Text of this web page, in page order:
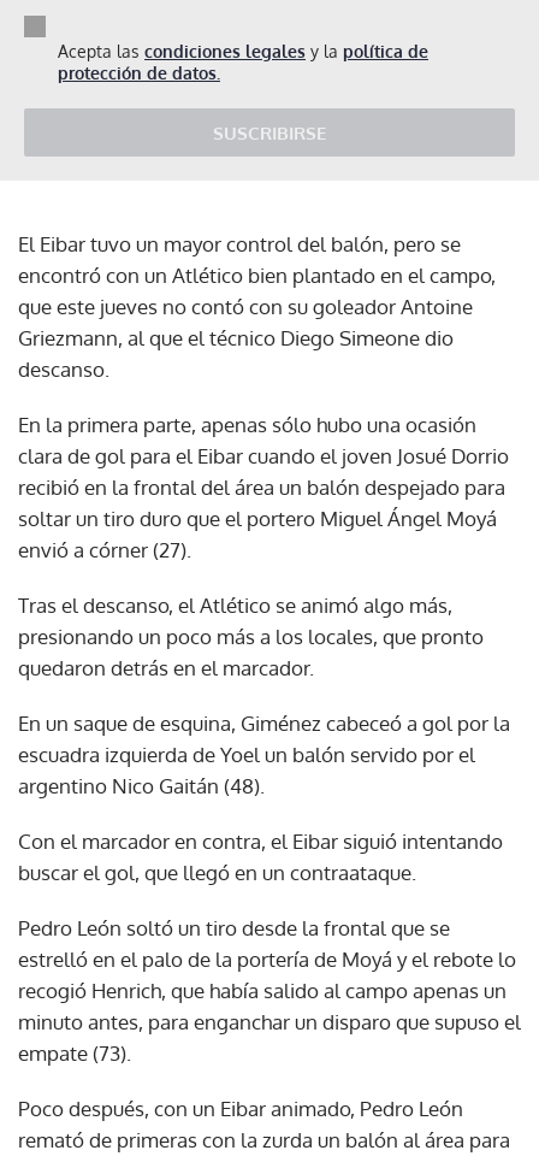
Acepta las condiciones legales y la política de
protección de datos.
SUSCRIBIRSE
El Eibar tuvo un mayor control del balón, pero se
encontró con un Atlético bien plantado en el campo,
que este jueves no contó con su goleador Antoine
Griezmann, al que el técnico Diego Simeone dio
descanso.
En la primera parte, apenas sólo hubo una ocasión
clara de gol para el Eibar cuando el joven Josué Dorrio
recibió en la frontal del área un balón despejado para
soltar un tiro duro que el portero Miguel Ángel Moyá
envió a córner (27).
Tras el descanso, el Atlético se animó algo más,
presionando un poco más a los locales, que pronto
quedaron detrás en el marcador.
En un saque de esquina, Giménez cabeceó a gol por la
escuadra izquierda de Yoel un balón servido por el
argentino Nico Gaitán (48).
Con el marcador en contra, el Eibar siguió intentando
buscar el gol, que llegó en un contraataque.
Pedro León soltó un tiro desde la frontal que se
estrelló en el palo de la portería de Moyá y el rebote lo
recogió Henrich, que había salido al campo apenas un
minuto antes, para enganchar un disparo que supuso el
empate (73).
Poco después, con un Eibar animado, Pedro León
remató de primeras con la zurda un balón al área para